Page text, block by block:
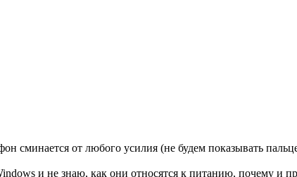
сминается от любого усилия (не будем показывать
и не знаю, как они относятся к питанию, почему и